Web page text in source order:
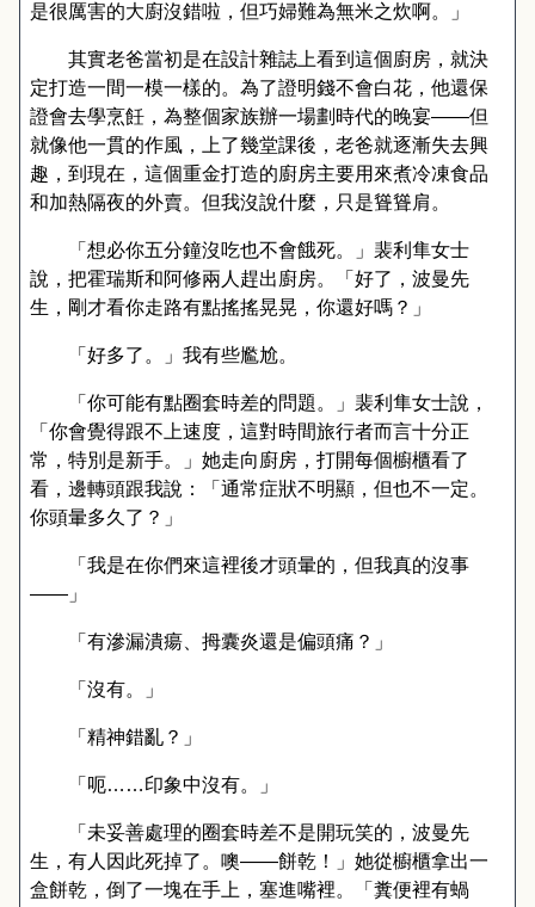
是很厲害的大廚沒錯啦，但巧婦難為無米之炊啊。」
其實老爸當初是在設計雜誌上看到這個廚房，就決
定打造一間一模一樣的。為了證明錢不會白花，他還保
證會去學烹飪，為整個家族辦一場劃時代的晚宴——但
就像他一貫的作風，上了幾堂課後，老爸就逐漸失去興
趣，到現在，這個重金打造的廚房主要用來煮冷凍食品
和加熱隔夜的外賣。但我沒說什麼，只是聳聳肩。
「想必你五分鐘沒吃也不會餓死。」裴利隼女士
說，把霍瑞斯和阿修兩人趕出廚房。「好了，波曼先
生，剛才看你走路有點搖搖晃晃，你還好嗎？」
「好多了。」我有些尷尬。
「你可能有點圈套時差的問題。」裴利隼女士說，
「你會覺得跟不上速度，這對時間旅行者而言十分正
常，特別是新手。」她走向廚房，打開每個櫥櫃看了
看，邊轉頭跟我說：「通常症狀不明顯，但也不一定。
你頭暈多久了？」
「我是在你們來這裡後才頭暈的，但我真的沒事
—— 」
「有滲漏潰瘍、拇囊炎還是偏頭痛？」
「沒有。」
「精神錯亂？」
「呃……印象中沒有。」
「未妥善處理的圈套時差不是開玩笑的，波曼先
生，有人因此死掉了。噢——餅乾！」她從櫥櫃拿出一
盒餅乾，倒了一塊在手上，塞進嘴裡。「 糞便裡有蝸